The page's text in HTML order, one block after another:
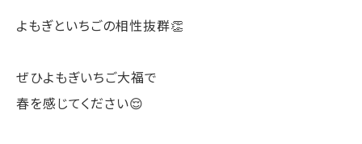
よもぎといちごの相性抜群👏
ぜひよもぎいちご大福で
春を感じてください😌